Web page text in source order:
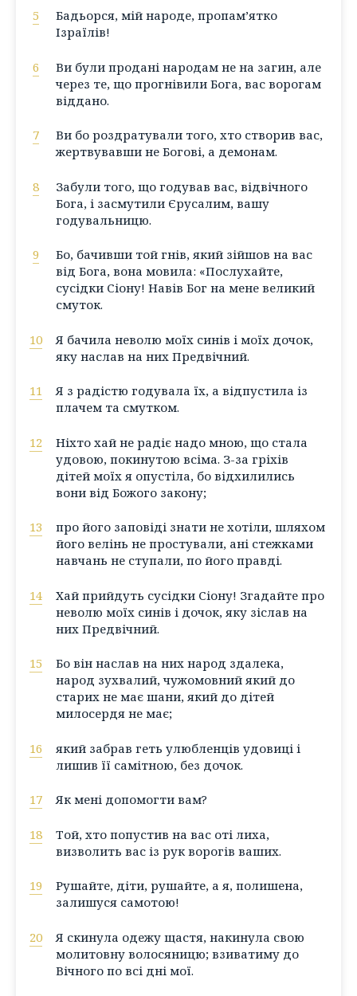
5
Бадьорся, мій народе, пропам’ятко
Ізраїлів!
6
Ви були продані народам не на загин, але
через те, що прогнівили Бога, вас ворогам
віддано.
7
Ви бо роздратували того, хто створив вас,
жертвувавши не Богові, а демонам.
8
Забули того, що годував вас, відвічного
Бога, і засмутили Єрусалим, вашу
годувальницю.
9
Бо, бачивши той гнів, який зійшов на вас
від Бога, вона мовила: «Послухайте,
сусідки Сіону! Навів Бог на мене великий
смуток.
10
Я бачила неволю моїх синів і моїх дочок,
яку наслав на них Предвічний.
11
Я з радістю годувала їх, а відпустила із
плачем та смутком.
12
Ніхто хай не радіє надо мною, що стала
удовою, покинутою всіма. З-за гріхів
дітей моїх я опустіла, бо відхилились
вони від Божого закону;
13
про його заповіді знати не хотіли, шляхом
його велінь не простували, ані стежками
навчань не ступали, по його правді.
14
Хай прийдуть сусідки Сіону! Згадайте про
неволю моїх синів і дочок, яку зіслав на
них Предвічний.
15
Бо він наслав на них народ здалека,
народ зухвалий, чужомовний який до
старих не має шани, який до дітей
милосердя не має;
16
який забрав геть улюбленців удовиці і
лишив її самітною, без дочок.
17 Як мені допомогти вам?
18
Той, хто попустив на вас оті лиха,
визволить вас із рук ворогів ваших.
19
Рушайте, діти, рушайте, а я, полишена,
залишуся самотою!
20
Я скинула одежу щастя, накинула свою
молитовну волосяницю; взиватиму до
Вічного по всі дні мої.